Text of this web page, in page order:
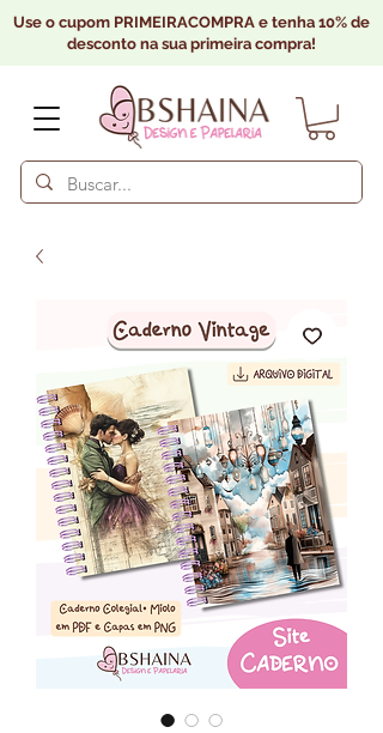
Use o cupom PRIMEIRACOMPRA e tenha 10% de
desconto na sua primeira compra!